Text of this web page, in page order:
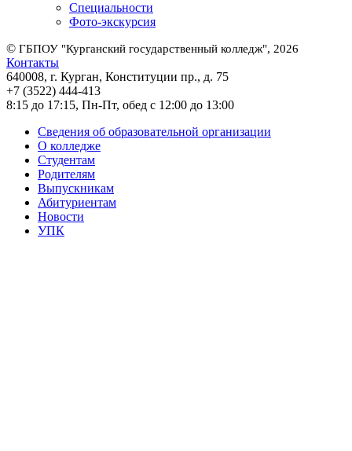
Специальности
Фото-экскурсия
© ГБПОУ "Курганский государственный колледж", 2026
Контакты
640008, г. Курган, Конституции пр., д. 75
+7 (3522) 444-413
8:15 до 17:15, Пн-Пт, обед с 12:00 до 13:00
Сведения об образовательной организации
О колледже
Студентам
Родителям
Выпускникам
Абитуриентам
Новости
УПК